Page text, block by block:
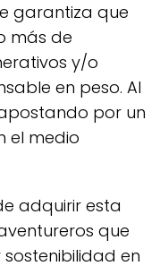
garantiza que
más de
y/o
en peso. Al
por un
el medio
adquirir esta
que
en